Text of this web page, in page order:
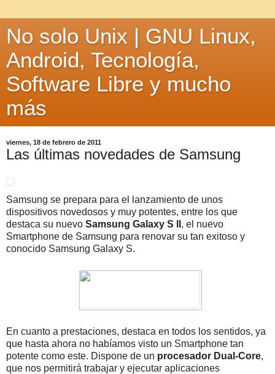
No solo Unix | GNU Linux,
Android, Tecnología,
Software Libre y mucho
más
viernes, 18 de febrero de 2011
Las últimas novedades de Samsung
Samsung se prepara para el lanzamiento de unos
dispositivos novedosos y muy potentes, entre los que
destaca su nuevo Samsung Galaxy S II , el nuevo
Smartphone de Samsung para renovar su tan exitoso y
conocido Samsung Galaxy S.
En cuanto a prestaciones, destaca en todos los sentidos, ya
que hasta ahora no habíamos visto un Smartphone tan
potente como este. Dispone de un procesador Dual-Core,
que nos permitirá trabajar y ejecutar aplicaciones